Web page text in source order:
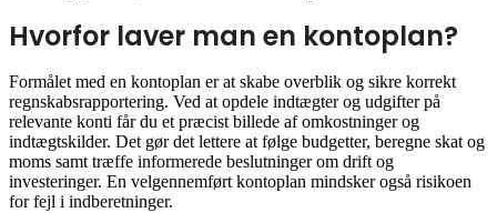
Hvorfor laver man en kontoplan?
Formålet med en kontoplan er at skabe overblik og sikre korrekt
regnskabsrapportering. Ved at opdele indtægter og udgifter på
relevante konti får du et præcist billede af omkostninger og
indtægtskilder. Det gør det lettere at følge budgetter, beregne skat og
moms samt træffe informerede beslutninger om drift og
investeringer. En velgennemført kontoplan mindsker også risikoen
for fejl i indberetninger.